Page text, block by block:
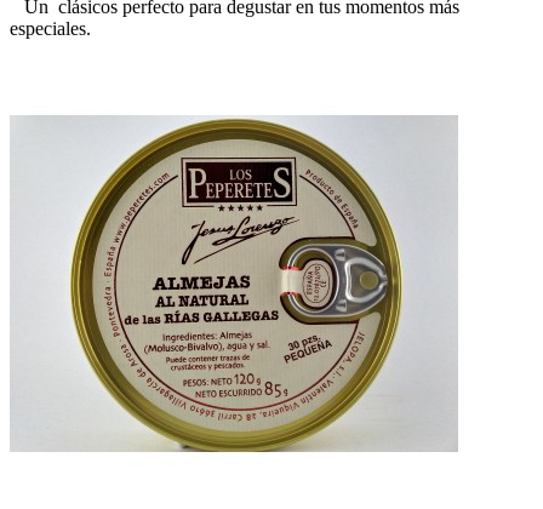
Un clásicos perfecto para degustar en tus momentos más
especiales.